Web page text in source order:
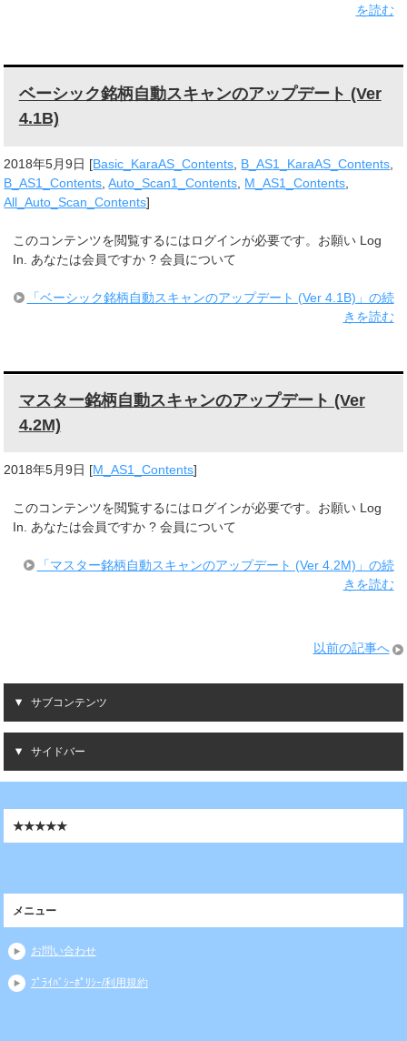
を読む
ベーシック銘柄自動スキャンのアップデート (Ver
4.1B)
2018年5月9日 [Basic_KaraAS_Contents B_AS1_KaraAS_Contents
B_AS1_Contents ,Auto_Scan1_Contents M_AS1_Contents
All_Auto_Scan_Contents]
このコンテンツを閲覧するにはログインが必要です。お願い Log
In. あなたは会員ですか ? 会員について
「ベーシック銘柄自動スキャンのアップデート (Ver 4.1B)」の続
きを読む
マスター銘柄自動スキャンのアップデート (Ver
4.2M)
2018年5月9日 [M_AS1_Contents]
このコンテンツを閲覧するにはログインが必要です。お願い Log
In. あなたは会員ですか ? 会員について
「マスター銘柄自動スキャンのアップデート (Ver 4.2M)」の続
きを読む
以前の記事へ
サブコンテンツ
サイドバー
★★★★★
メニュー
お問い合わせ
ﾌﾟﾗｲﾊﾞｼｰﾎﾟﾘｼｰ/利用規約